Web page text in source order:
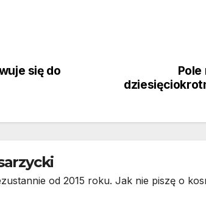
się do
od 2015 roku. Jak nie piszę o